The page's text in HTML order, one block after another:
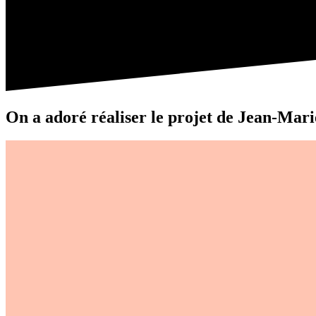
On a adoré réaliser le projet de Jean-